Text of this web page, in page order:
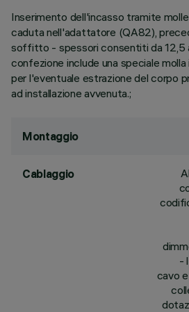
Inserimento dell'incasso tramite
caduta nell'adattatore (QA82),
soffitto - spessori consentiti da 12,5
confezione include una speciale
per l'eventuale estrazione del corpo
ad installazione avvenuta.;
Montaggio
Cablaggio
-
cavo